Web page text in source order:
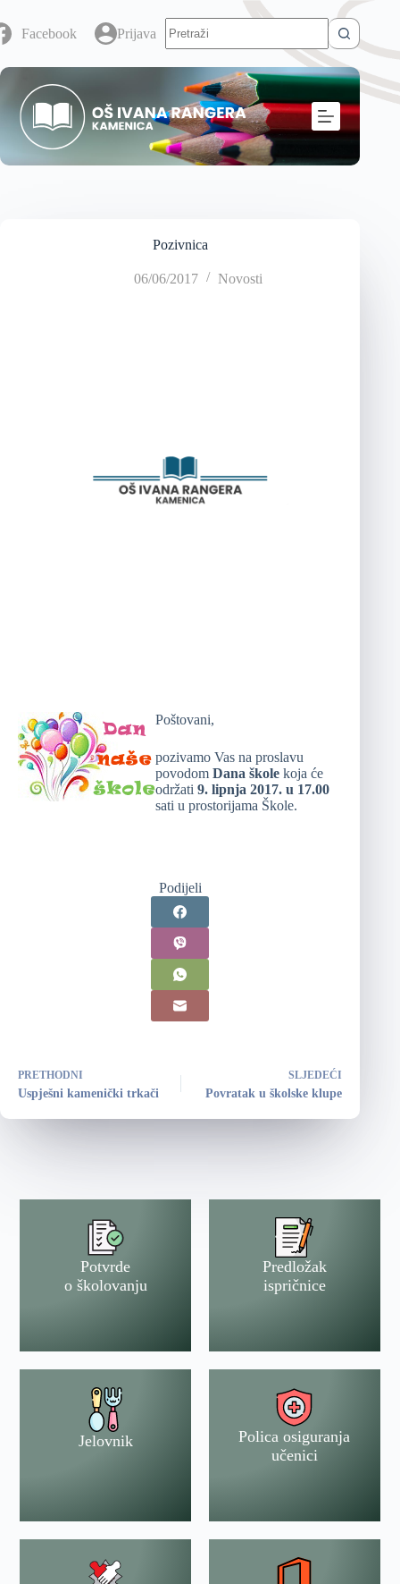
Facebook Prijava
Pozivnica
06/06/2017 Novosti
Poštovani,
pozivamo Vas na proslavu
povodom Dana škole koja će
održati 9. lipnja 2017. u 17.00
sati u prostorijama Škole.
Podijeli
PRETHODNI
Uspješni kamenički trkači
SLJEDEĆI
Povratak u školske klupe
Potvrde
o školovanju
Predložak
ispričnice
Jelovnik
Polica osiguranja
učenici